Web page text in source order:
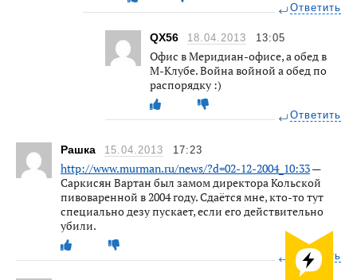
Ответить
QX56 18.04.2013 13:05
Офис в Меридиан-офисе, а обед в
М-Клубе. Война войной а обед по
распорядку :)
Ответить
Рашка 15.04.2013 17:23
http://www.murman.ru/news/?d=02-12-2004_10:33—
Саркисян Вартан был замом директора Кольской
пивоваренной в 2004 году. Сдаётся мне, кто-то тут
специально дезу пускает, если его действительно
убили.
Ответить